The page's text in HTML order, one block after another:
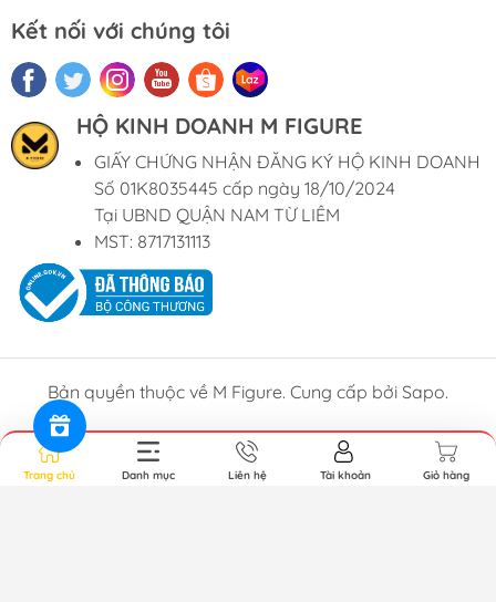
Kết nối với chúng tôi
HỘ KINH DOANH M FIGURE
GIẤY CHỨNG NHẬN ĐĂNG KÝ HỘ KINH DOANH
Số 01K8035445 cấp ngày 18/10/2024
Tại UBND QUẬN NAM TỪ LIÊM
MST: 8717131113
Bản quyền thuộc về M Figure. Cung cấp bởi Sapo.
Trang chủ Danh mục Liên hệ Tài khoản Giỏ hàng